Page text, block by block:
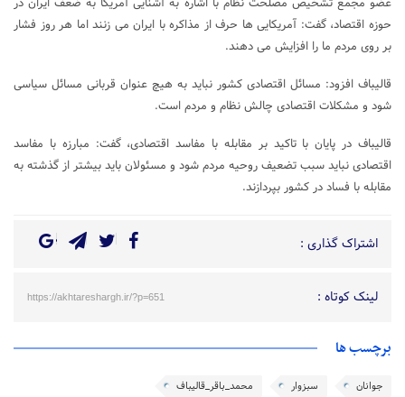
حوزه اقتصاد، گفت: آمریکایی ها حرف از مذاکره با ایران می زنند اما هر روز فشار
بر روی مردم ما را افزایش می دهند.
قالیباف افزود: مسائل اقتصادی کشور نباید به هیچ عنوان قربانی مسائل سیاسی
شود و مشکلات اقتصادی چالش نظام و مردم است.
قالیباف در پایان با تاکید بر مقابله با مفاسد اقتصادی، گفت: مبارزه با مفاسد
اقتصادی نباید سبب تضعیف روحیه مردم شود و مسئولان باید بیشتر از گذشته به
مقابله با فساد در کشور بپردازند.
اشتراک گذاری :
لینک کوتاه : https://akhtareshargh.ir/?p=651
برچسب ها
جوانان سبزوار محمد_باقر_قالیباف